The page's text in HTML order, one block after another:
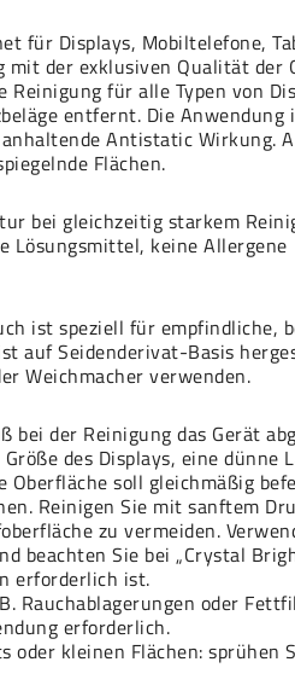
für Displays, Mobiltelefone,
der exklusiven Qualität der
Reinigung für alle Typen von
entfernt. Die Anwendung
Antistatic Wirkung.
Flächen.
bei gleichzeitig starkem
Lösungsmittel, keine Allergene
ist speziell für empfindliche,
auf Seidenderivat-Basis
Weichmacher verwenden.
bei der Reinigung das Gerät
des Displays, eine dünne
soll gleichmäßig
Reinigen Sie mit sanftem
zu vermeiden.
beachten Sie bei „Crystal
erforderlich ist.
Rauchablagerungen oder
erforderlich.
oder kleinen Flächen: sprühen